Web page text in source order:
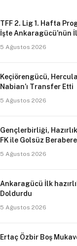
TFF 2. Lig 1. Hafta
İşte Ankaragücü’nün
5 Ağustos 2026
Keçiörengücü,
Nabian’ı Transfer Etti
5 Ağustos 2026
Gençlerbirliği,
FK ile Golsüz Berabere
5 Ağustos 2026
Ankaragücü İlk
Doldurdu
5 Ağustos 2026
Ertaç Özbir Boş